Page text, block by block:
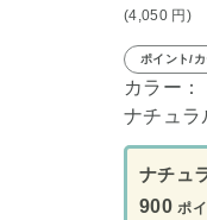
(4,050 円 )
ポイント/
カラー：
ナチュラ
ナチュ
900 ポ